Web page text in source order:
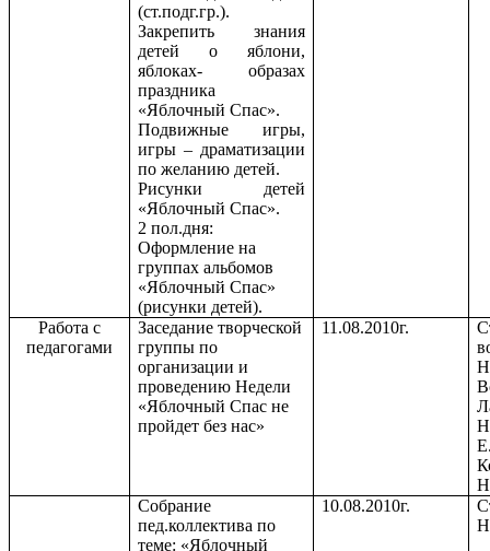
(ст.подг.гр.).
Закрепить знания
детей о яблони,
яблоках- образах
праздника
«Яблочный Спас».
Подвижные игры,
игры – драматизации
по желанию детей.
Рисунки детей
«Яблочный Спас».
2 пол.дня:
Оформление на
группах альбомов
«Яблочный Спас»
(рисунки детей).
Работа с
педагогами
Заседание творческой
группы по
организации и
проведению Недели
«Яблочный Спас не
пройдет без нас»
11.08.2010г.
Собрание
пед.коллектива по
теме: «Яблочный
10.08.2010г.